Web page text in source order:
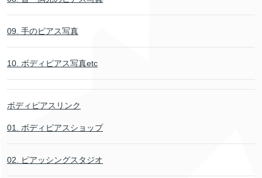
09. 手のピアス写真
10. ボディピアス写真etc
ボディピアスリンク
01. ボディピアスショップ
02. ピアッシングスタジオ